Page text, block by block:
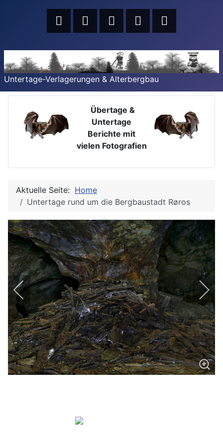
Untertage-Verlagerungen & Alterbergbau
Übertage &
Untertage
Berichte mit
vielen Fotografien
Aktuelle Seite: Home
Untertage rund um die Bergbaustadt Røros